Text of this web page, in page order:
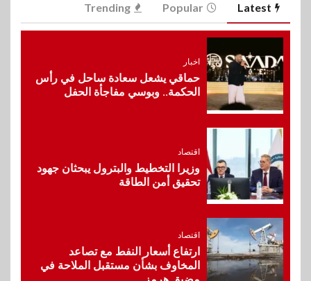
غرفة القاهرة تنظم ندوة إلكترونية
لدعم الصادرات وتحقيق
7
بنوك
8
بنوك
للنمو والتوسع
9 اخبار
Latest
Popular
Trending
اخبار
حماقي يشعل سعادة ساحل في رأس
الحكمة.. وبوسي مفاجأة الحفل
اقتصاد
وزيرا التخطيط والبترول يبحثان جهود
تحقيق أمن الطاقة
اقتصاد
ارتفاع أسعار النفط مع تصاعد
المخاوف بشأن مستقبل الملاحة في